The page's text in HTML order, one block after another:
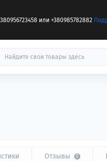
или +380985782882
Отзывы 0